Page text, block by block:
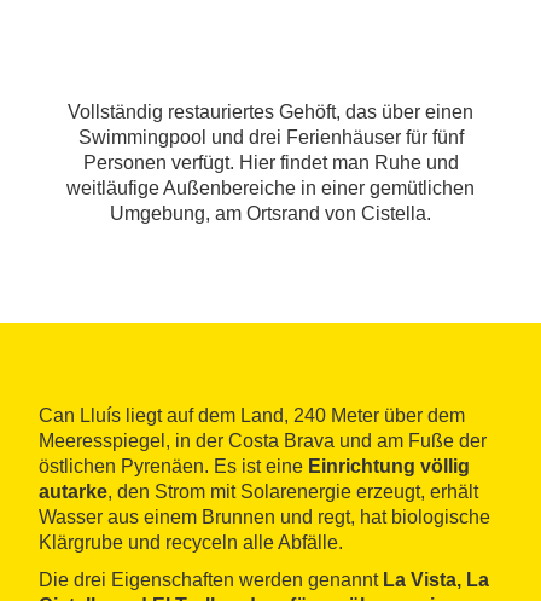
Vollständig restauriertes Gehöft, das über einen
Swimmingpool und drei Ferienhäuser für fünf
Personen verfügt. Hier findet man Ruhe und
weitläufige Außenbereiche in einer gemütlichen
Umgebung, am Ortsrand von Cistella.
Can Lluís liegt auf dem Land, 240 Meter über dem
Meeresspiegel, in der Costa Brava und am Fuße der
östlichen Pyrenäen. Es ist eine Einrichtung völlig
autarke, den Strom mit Solarenergie erzeugt, erhält
Wasser aus einem Brunnen und regt, hat biologische
Klärgrube und recyceln alle Abfälle.
Die drei Eigenschaften werden genannt La Vista, La